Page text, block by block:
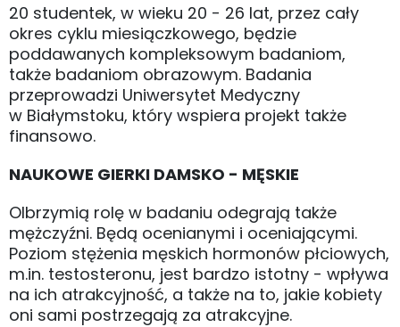
20 studentek, w wieku 20 - 26 lat, przez cały
okres cyklu miesiączkowego, będzie
poddawanych kompleksowym badaniom,
także badaniom obrazowym. Badania
przeprowadzi Uniwersytet Medyczny
w Białymstoku, który wspiera projekt także
finansowo.
NAUKOWE GIERKI DAMSKO - MĘSKIE
Olbrzymią rolę w badaniu odegrają także
mężczyźni. Będą ocenianymi i oceniającymi.
Poziom stężenia męskich hormonów płciowych,
m.in. testosteronu, jest bardzo istotny - wpływa
na ich atrakcyjność, a także na to, jakie kobiety
oni sami postrzegają za atrakcyjne.